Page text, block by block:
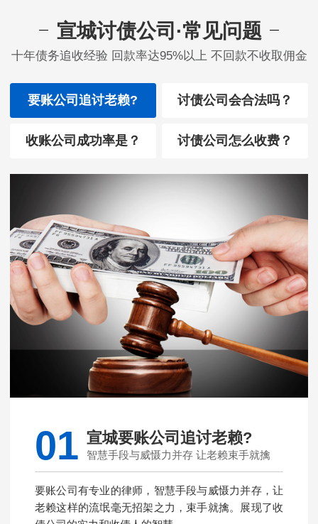
宣城讨债公司·常见问题
十年债务追收经验 回款率达95%以上 不回款不收取佣金
要账公司追讨老赖? 讨债公司会合法吗？
收账公司成功率是？ 讨债公司怎么收费？
01 宣城要账公司追讨老赖?
智慧手段与威慑力并存 让老赖束手就擒
要账公司有专业的律师，智慧手段与威慑力并存，让
老赖这样的流氓毫无招架之力，束手就擒。展现了收